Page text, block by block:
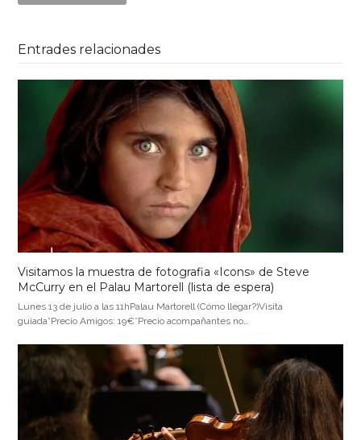
Entrades relacionades
Visitamos la muestra de fotografia «Icons» de Steve
McCurry en el Palau Martorell (lista de espera)
Lunes 13 de julio a las 11hPalau Martorell (Cómo llegar?)Visita
guiada*Precio Amigos: 19€*Precio acompañantes no…